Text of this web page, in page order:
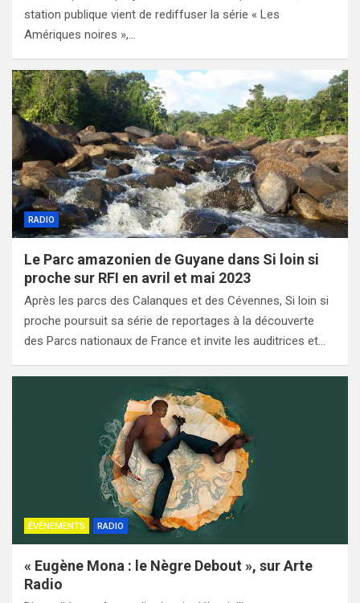
station publique vient de rediffuser la série « Les
Amériques noires »,…
RADIO
Le Parc amazonien de Guyane dans Si loin si
proche sur RFI en avril et mai 2023
Après les parcs des Calanques et des Cévennes, Si loin si
proche poursuit sa série de reportages à la découverte
des Parcs nationaux de France et invite les auditrices et…
ÉVÉNEMENTS RADIO
« Eugène Mona : le Nègre Debout », sur Arte
Radio